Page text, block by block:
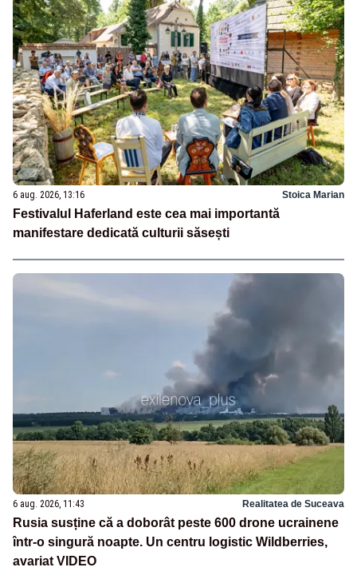
6 aug. 2026, 13:16 Stoica Marian
Festivalul Haferland este cea mai importantă
manifestare dedicată culturii săsești
6 aug. 2026, 11:43 Realitatea de Suceava
Rusia susține că a doborât peste 600 drone ucrainene
într-o singură noapte. Un centru logistic Wildberries,
avariat VIDEO